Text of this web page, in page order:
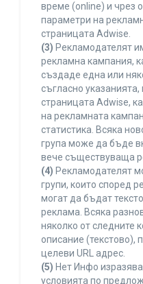
време (online) и чрез
параметри на
страницата Adwise.
(3) Рекламодателят
рекламна кампания,
създаде една или
съгласно
страницата Adwise,
на рекламната
статистика. Всяка
група може да бъде
вече съществуваща
(4) Рекламодателят
групи, които според
могат да бъдат
реклама. Всяка
няколко от следните
описание (текстово),
целеви URL адрес.
(5) Нет Инфо
условията по